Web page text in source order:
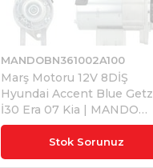
Stok Sorunuz
Marş Motoru 12V 8DİŞ
Hyundai Accent Blue Getz
İ30 Era 07 Kia | MANDO
BN361002A100
MANDOBN361002A100
₺7.496,09